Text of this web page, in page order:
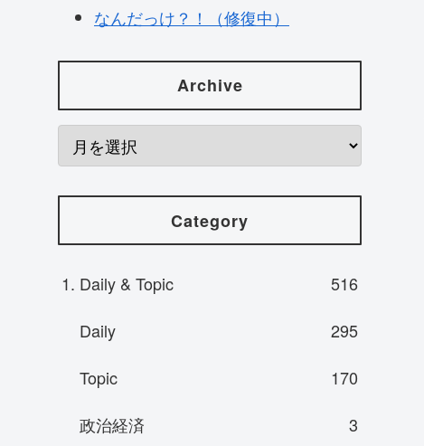
なんだっけ？！（修復中）
Archive
Category
1. Daily & Topic
516
Daily
295
Topic
170
政治経済
3